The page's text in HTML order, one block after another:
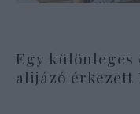
Egy különleges
alijázó érkezett